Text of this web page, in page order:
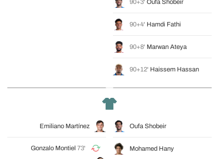
90+3' Oufa Shobeir
90+4' Hamdi Fathi
90+8' Marwan Ateya
90+12' Haissem Hassan
Emiliano Martínez Oufa Shobeir
Gonzalo Montiel 73' Mohamed Hany